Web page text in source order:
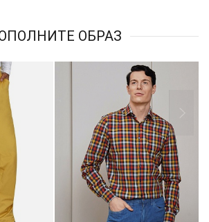
ОБРАЗ